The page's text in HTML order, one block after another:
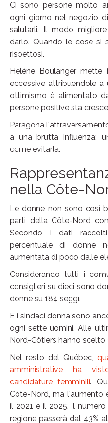
Ci sono persone molto
ogni giorno nel negozio
salutarli. Il modo
darlo. Quando le cose si
rispettosi.
Hélène Boulanger
eccessive attribuendole
ottimismo è alimentato
persone positive sta
Paragona
a una brutta influenza:
come evitarla.
nella Côte-
Le donne non sono così
parti della Côte-Nord
Secondo i dati
percentuale di donne
aumentata di poco dalle
Considerando tutti i
consiglieri su dieci sono
donne su 184 seggi.
E i sindaci donna sono
ogni sette uomini. Alle
Nord-Côtiers hanno scelto
Nel resto del Québec,
amministrative ha
candidature femminili.
Côte-Nord, ma l'aumento
il 2021 e il 2025, il
regione passerà dal 43%